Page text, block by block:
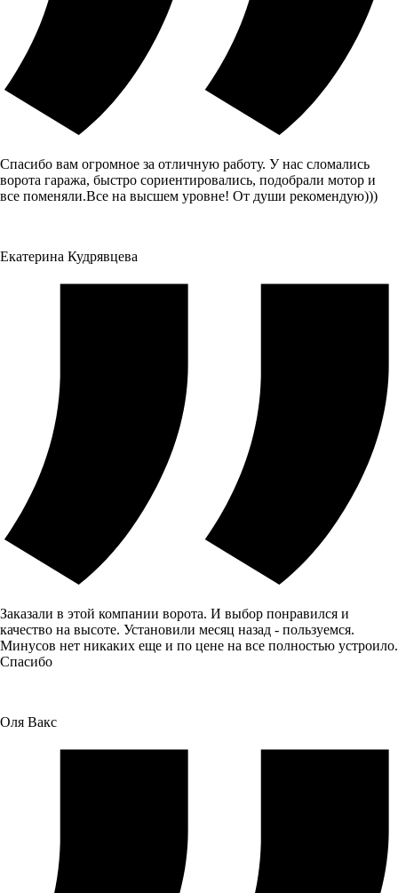
Спасибо вам огромное за отличную работу. У нас сломались
ворота гаража, быстро сориентировались, подобрали мотор и
все поменяли.Все на высшем уровне! От души рекомендую)))
Екатерина Кудрявцева
Заказали в этой компании ворота. И выбор понравился и
качество на высоте. Установили месяц назад - пользуемся.
Минусов нет никаких еще и по цене на все полностью устроило.
Спасибо
Оля Вакс